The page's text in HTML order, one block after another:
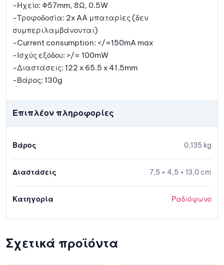
-Ηχείο: Φ57mm, 8Ω, 0.5W
-Τροφοδοσία: 2x AA μπαταρίες (δεν
συμπεριλαμβάνονται)
-Current consumption: </=150mA max
-Ισχύς εξόδου: >/= 100mW
-Διαστάσεις: 122 x 65.5 x 41.5mm
-Βάρος: 130g
Επιπλέον πληροφορίες
Βάρος 0,135 kg
Διαστάσεις 7,5 × 4,5 × 13,0 cm
Κατηγορία Ραδιόφωνο
Σχετικά προϊόντα